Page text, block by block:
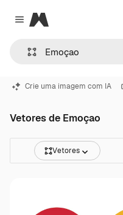
Close menu
Magnific
Crie uma imagem com IA
Vetores de Emoçao
Vetores